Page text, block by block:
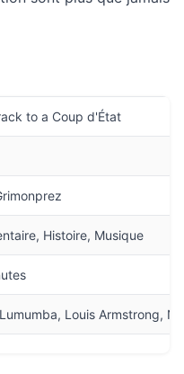
to a Coup d'État
Histoire, Musique
Louis Armstrong,